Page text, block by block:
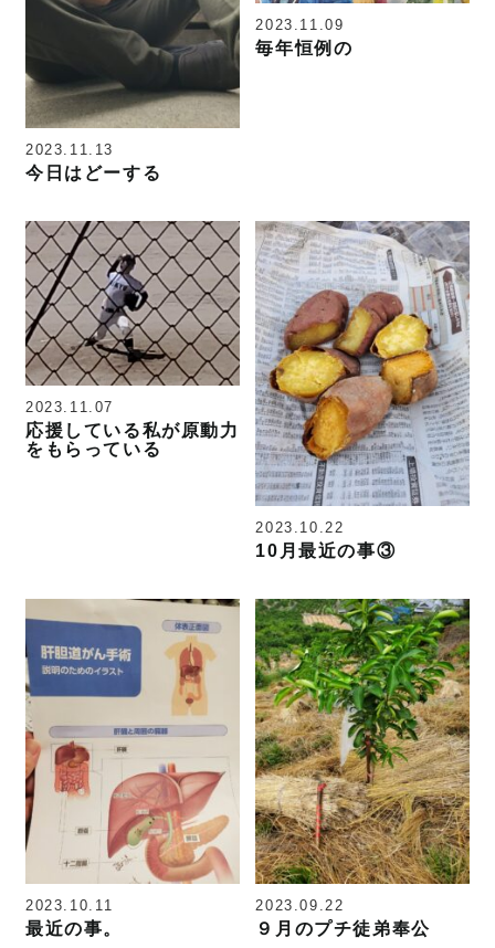
2023.11.13
今日はどーする
2023.11.09
毎年恒例の
2023.11.07
応援している私が原動力
をもらっている
2023.10.22
10月最近の事③
2023.10.11
最近の事。
2023.09.22
９月のプチ徒弟奉公